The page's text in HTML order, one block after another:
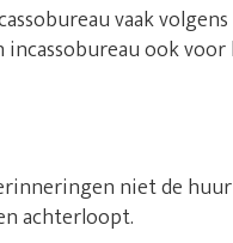
vaak
ook voor
niet de
achterloopt.